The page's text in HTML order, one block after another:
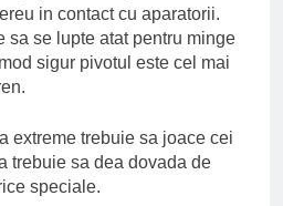
in contact cu aparatorii.
sa se lupte atat pentru minge
sigur pivotul este cel mai
extreme trebuie sa joace cei
trebuie sa dea dovada de
speciale.